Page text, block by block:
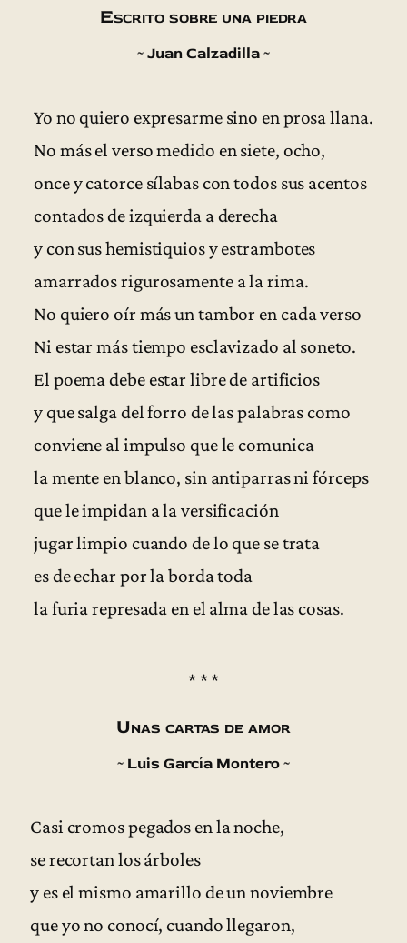
Escrito sobre una piedra
~ Juan Calzadilla ~
Yo no quiero expresarme sino en prosa llana.
No más el verso medido en siete, ocho,
once y catorce sílabas con todos sus acentos
contados de izquierda a derecha
y con sus hemistiquios y estrambotes
amarrados rigurosamente a la rima.
No quiero oír más un tambor en cada verso
Ni estar más tiempo esclavizado al soneto.
El poema debe estar libre de artificios
y que salga del forro de las palabras como
conviene al impulso que le comunica
la mente en blanco, sin antiparras ni fórceps
que le impidan a la versificación
jugar limpio cuando de lo que se trata
es de echar por la borda toda
la furia represada en el alma de las cosas.
* * *
Unas cartas de amor
~ Luis García Montero ~
Casi cromos pegados en la noche,
se recortan los árboles
y es el mismo amarillo de un noviembre
que yo no conocí, cuando llegaron,